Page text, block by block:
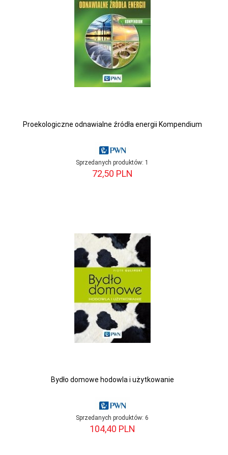
Proekologiczne odnawialne źródła energii Kompendium
Sprzedanych produktów: 1
72,50 PLN
Bydło domowe hodowla i użytkowanie
Sprzedanych produktów: 6
104,40 PLN